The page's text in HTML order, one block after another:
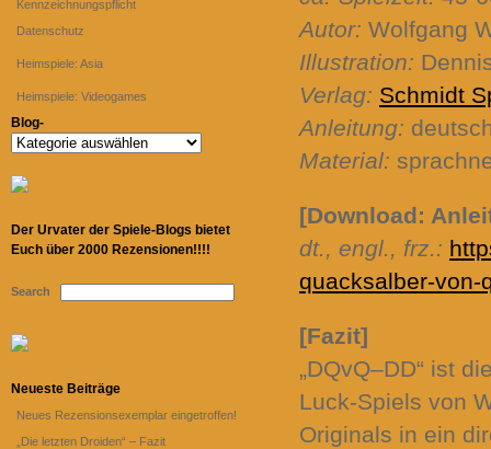
Autor: Wolfgang
Illustration:
Verlag: Schmidt
Anleitung:
Material:
[Download:
dt., engl., frz.:
quacksalber-von-
[Fazit]
„DQvQ–DD“ ist
Luck-Spiels von
Originals in ein
Kennzeichnungspflicht
Datenschutz
Heimspiele: Asia
Heimspiele: Videogames
Blog-
Blog-
Der Urvater der Spiele-Blogs bietet
Euch über 2000 Rezensionen!!!!
Search
Neueste Beiträge
Neues Rezensionsexemplar eingetroffen!
„Die letzten Droiden“ – Fazit